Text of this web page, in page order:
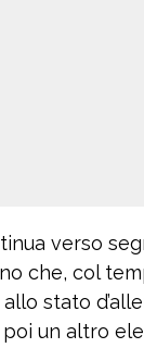
verso
che, col
stato
un altro